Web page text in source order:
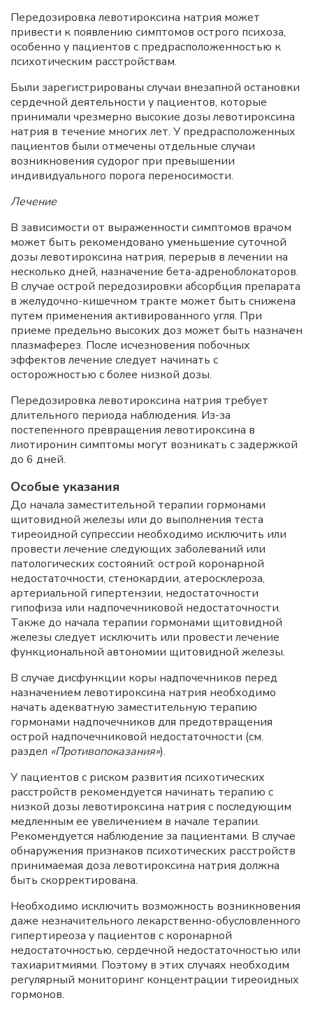
Передозировка левотироксина натрия может
привести к появлению симптомов острого психоза,
особенно у пациентов с предрасположенностью к
психотическим расстройствам.
Были зарегистрированы случаи внезапной остановки
сердечной деятельности у пациентов, которые
принимали чрезмерно высокие дозы левотироксина
натрия в течение многих лет. У предрасположенных
пациентов были отмечены отдельные случаи
возникновения судорог при превышении
индивидуального порога переносимости.
Лечение
В зависимости от выраженности симптомов врачом
может быть рекомендовано уменьшение суточной
дозы левотироксина натрия, перерыв в лечении на
несколько дней, назначение бета-адреноблокаторов.
В случае острой передозировки абсорбция препарата
в желудочно-кишечном тракте может быть снижена
путем применения активированного угля. При
приеме предельно высоких доз может быть назначен
плазмаферез. После исчезновения побочных
эффектов лечение следует начинать с
осторожностью с более низкой дозы.
Передозировка левотироксина натрия требует
длительного периода наблюдения. Из-за
постепенного превращения левотироксина в
лиотиронин симптомы могут возникать с задержкой
до 6 дней.
Особые указания
До начала заместительной терапии гормонами
щитовидной железы или до выполнения теста
тиреоидной супрессии необходимо исключить или
провести лечение следующих заболеваний или
патологических состояний: острой коронарной
недостаточности, стенокардии, атеросклероза,
артериальной гипертензии, недостаточности
гипофиза или надпочечниковой недостаточности.
Также до начала терапии гормонами щитовидной
железы следует исключить или провести лечение
функциональной автономии щитовидной железы.
В случае дисфункции коры надпочечников перед
назначением левотироксина натрия необходимо
начать адекватную заместительную терапию
гормонами надпочечников для предотвращения
острой надпочечниковой недостаточности (см.
раздел «Противопоказания»).
У пациентов с риском развития психотических
расстройств рекомендуется начинать терапию с
низкой дозы левотироксина натрия с последующим
медленным ее увеличением в начале терапии.
Рекомендуется наблюдение за пациентами. В случае
обнаружения признаков психотических расстройств
принимаемая доза левотироксина натрия должна
быть скорректирована.
Необходимо исключить возможность возникновения
даже незначительного лекарственно-обусловленного
гипертиреоза у пациентов с коронарной
недостаточностью, сердечной недостаточностью или
тахиаритмиями. Поэтому в этих случаях необходим
регулярный мониторинг концентрации тиреоидных
гормонов.